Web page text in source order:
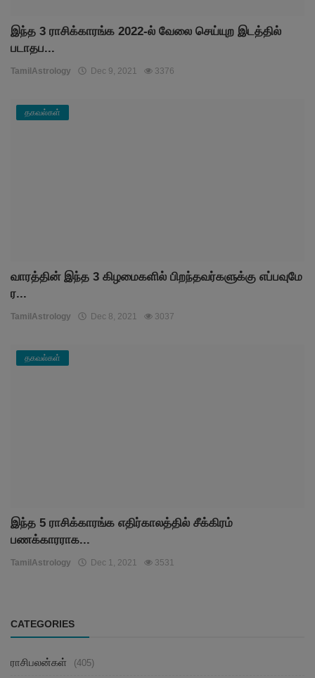
இந்த 3 ராசிக்காரங்க 2022-ல் வேலை செய்யுற இடத்தில்
படாதப...
TamilAstrology Dec 9, 2021 3376
தகவல்கள்
வாரத்தின் இந்த 3 கிழமைகளில் பிறந்தவர்களுக்கு எப்பவுமே
ர...
TamilAstrology Dec 8, 2021 3037
தகவல்கள்
இந்த 5 ராசிக்காரங்க எதிர்காலத்தில் சீக்கிரம்
பணக்காரராக...
TamilAstrology Dec 1, 2021 3531
CATEGORIES
ராசிபலன்கள் (405)